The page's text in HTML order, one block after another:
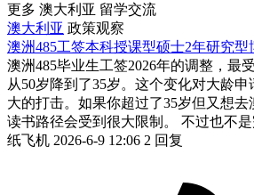
更多 澳大利亚 留学交流
澳大利亚 政策观察
澳洲485工签本科授课型硕士2年研究型
澳洲485毕业生工签2026年的调整，最
从50岁降到了35岁。这个变化对大龄
大的打击。如果你超过了35岁但又想去
读书路径会受到很大限制。 不过也不
纸飞机 2026-6-9 12:06 2 回复